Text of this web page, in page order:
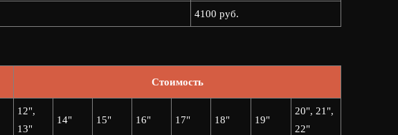
4100 руб.
Стоимость
12",
13"
14" 15" 16" 17" 18" 19"
20", 21",
22"